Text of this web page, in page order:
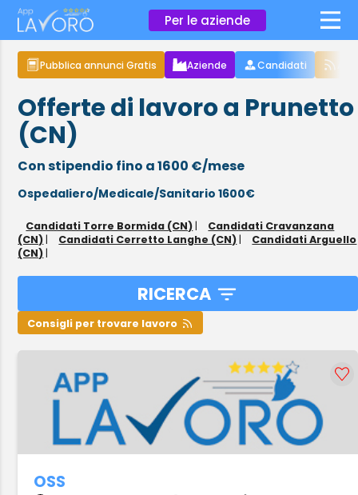
Per le aziende ×
Pubblica annunci Gratis Aziende Candidati
Offerte di lavoro a Prunetto
(CN)
Con stipendio fino a 1600 €/mese
Ospedaliero/Medicale/Sanitario 1600€
Candidati Torre Bormida (CN) |
Candidati Cravanzana
(CN) | Candidati Cerretto Langhe (CN) |
Candidati Arguello
(CN) |
RICERCA
Consigli per trovare lavoro
OSS